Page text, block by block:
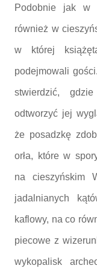
Podobnie jak w
również w
w której
podejmowali
stwierdzić,
odtworzyć jej
że posadzkę
orła, które w
na cieszyńskim
jadalnianych
kaflowy, na co
piecowe z
wykopalisk